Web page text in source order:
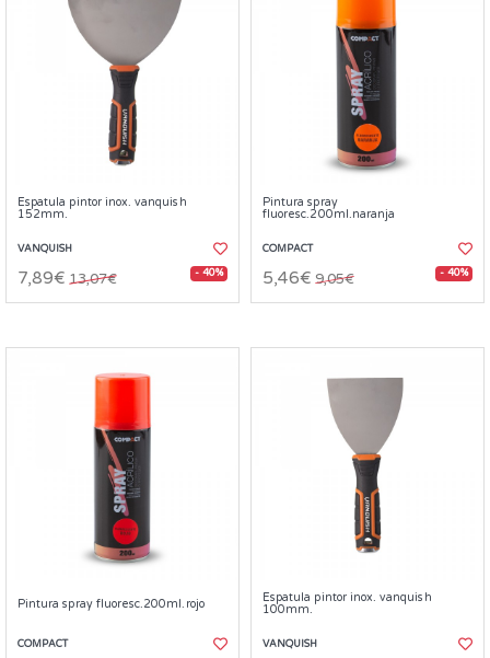
Espatula pintor inox. vanquish
152mm.
VANQUISH
7,89€ 13,07€ - 40%
Pintura spray
fluoresc.200ml.naranja
COMPACT
5,46€ 9,05€ - 40%
Pintura spray fluoresc.200ml.rojo
COMPACT
Espatula pintor inox. vanquish
100mm.
VANQUISH